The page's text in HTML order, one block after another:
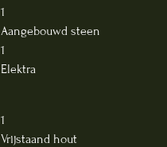
1
Aangebouwd steen
1
Elektra
1
Vrijstaand hout